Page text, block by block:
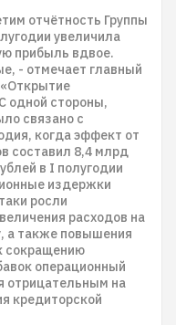
отчётность Группы
увеличила
прибыль вдвое.
- отмечает главный
одной стороны,
связано с
когда эффект от
составил 8,4 млрд
в I полугодии
издержки
росли
расходов на
а также повышения
сокращению
операционный
отрицательным на
кредиторской